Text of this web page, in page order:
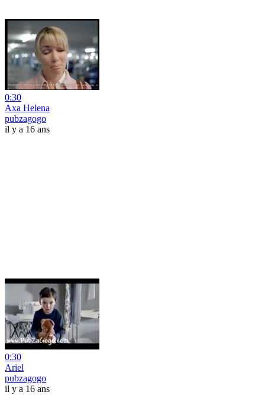
0:30
Axa Helena
pubzagogo
il y a 16 ans
0:30
Ariel
pubzagogo
il y a 16 ans